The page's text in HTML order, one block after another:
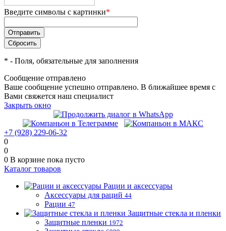
Введите символы с картинки*
* - Поля, обязательные для заполнения
Сообщение отправлено
Ваше сообщение успешно отправлено. В ближайшее время с
Вами свяжется наш специалист
Закрыть окно
+7 (928) 229-06-32
0
0
0 В корзине пока пусто
Каталог товаров
Рации и аксессуары
Аксессуары для раций 44
Рации 47
Защитные стекла и пленки
Защитные пленки 1972